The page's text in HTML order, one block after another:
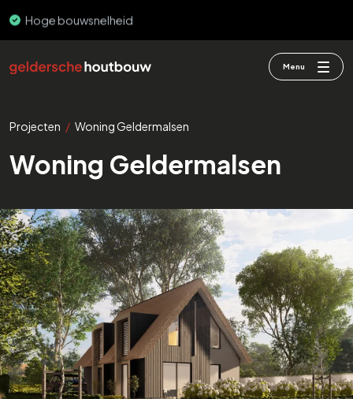
Hoge bouwsnelheid
Menu
Projecten / Woning Geldermalsen
Woning Geldermalsen